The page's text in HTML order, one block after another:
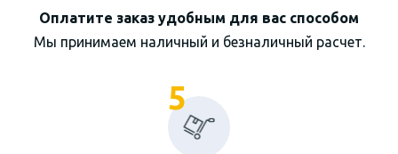
Оплатите заказ удобным для вас способом
Мы принимаем наличный и безналичный расчет.
5